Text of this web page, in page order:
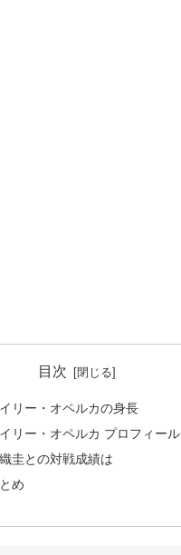
目次
リー・オペルカの身長
リー・オペルカ プロフィール
圭との対戦成績は
め